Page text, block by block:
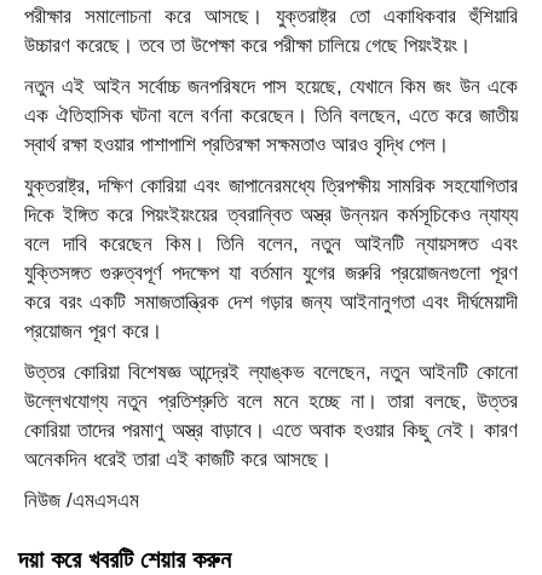
পরীক্ষার সমালোচনা করে আসছে। যুক্তরাষ্ট্র তো একাধিকবার হুঁশিয়ারি
উচ্চারণ করেছে। তবে তা উপেক্ষা করে পরীক্ষা চালিয়ে গেছে পিয়ংইয়ং।
নতুন এই আইন সর্বোচ্চ জনপরিষদে পাস হয়েছে, যেখানে কিম জং উন একে
এক ঐতিহাসিক ঘটনা বলে বর্ণনা করেছেন। তিনি বলছেন, এতে করে জাতীয়
স্বার্থ রক্ষা হওয়ার পাশাপাশি প্রতিরক্ষা সক্ষমতাও আরও বৃদ্ধি পেল।
যুক্তরাষ্ট্র, দক্ষিণ কোরিয়া এবং জাপানেরমধ্যে ত্রিপক্ষীয় সামরিক সহযোগিতার
দিকে ইঙ্গিত করে পিয়ংইয়ংয়ের ত্বরান্বিত অস্ত্র উন্নয়ন কর্মসূচিকেও ন্যায্য
বলে দাবি করেছেন কিম। তিনি বলেন, নতুন আইনটি ন্যায়সঙ্গত এবং
যুক্তিসঙ্গত গুরুত্বপূর্ণ পদক্ষেপ যা বর্তমান যুগের জরুরি প্রয়োজনগুলো পূরণ
করে বরং একটি সমাজতান্ত্রিক দেশ গড়ার জন্য আইনানুগতা এবং দীর্ঘমেয়াদী
প্রয়োজন পূরণ করে।
উত্তর কোরিয়া বিশেষজ্ঞ আন্দ্রেই ল্যাঙ্কভ বলেছেন, নতুন আইনটি কোনো
উল্লেখযোগ্য নতুন প্রতিশ্রুতি বলে মনে হচ্ছে না। তারা বলছে, উত্তর
কোরিয়া তাদের পরমাণু অস্ত্র বাড়াবে। এতে অবাক হওয়ার কিছু নেই। কারণ
অনেকদিন ধরেই তারা এই কাজটি করে আসছে।
নিউজ /এমএসএম
দয়া করে খবরটি শেয়ার করুন